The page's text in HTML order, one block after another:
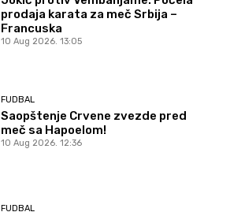
prodaja karata za meč Srbija –
Francuska
10 Aug 2026. 13:05
FUDBAL
Saopštenje Crvene zvezde pred
meč sa Hapoelom!
10 Aug 2026. 12:36
FUDBAL